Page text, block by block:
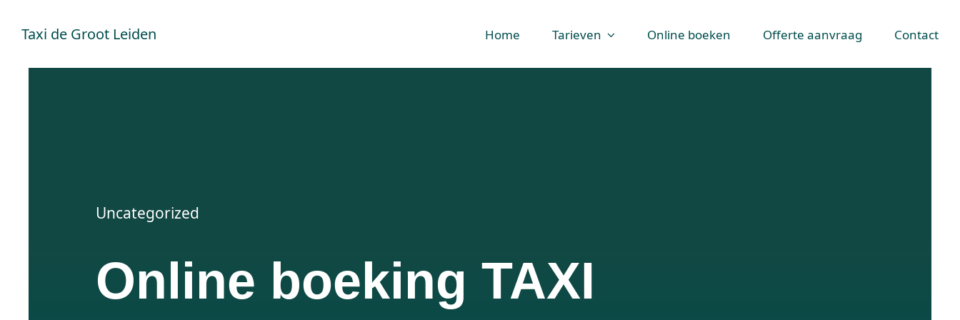
naar
inhoud
Taxi de Groot Leiden Home Tarieven Online boeken Offerte aanvraag Contact
Uncategorized
Online boeking TAXI